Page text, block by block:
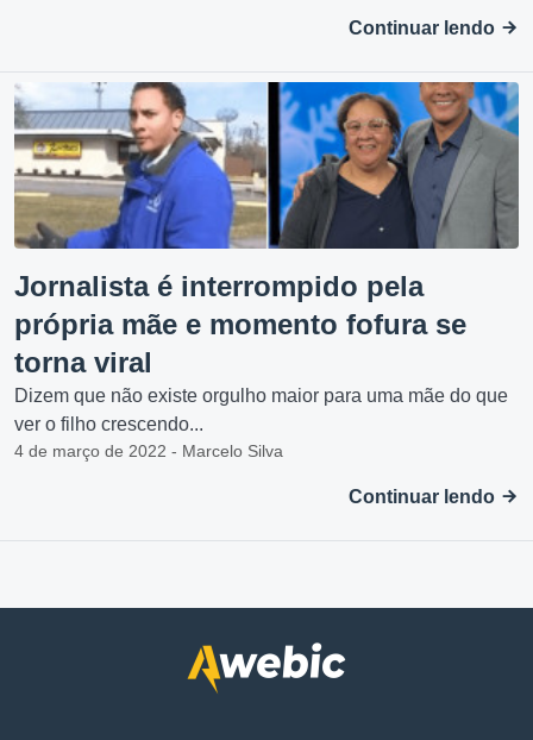
Continuar lendo
Jornalista é interrompido pela
própria mãe e momento fofura se
torna viral
Dizem que não existe orgulho maior para uma mãe do que
ver o filho crescendo...
4 de março de 2022 - Marcelo Silva
Continuar lendo